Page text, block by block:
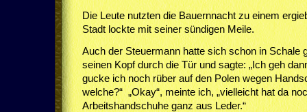
Die Leute nutzten die Bauernnacht zu einem
Stadt lockte mit seiner sündigen Meile.
Auch der Steuermann hatte sich schon in Schale
seinen Kopf durch die Tür und sagte: „Ich geh
gucke ich noch rüber auf den Polen wegen
welche?“ „Okay“, meinte ich, „vielleicht hat da
Arbeitshandschuhe ganz aus Leder.“